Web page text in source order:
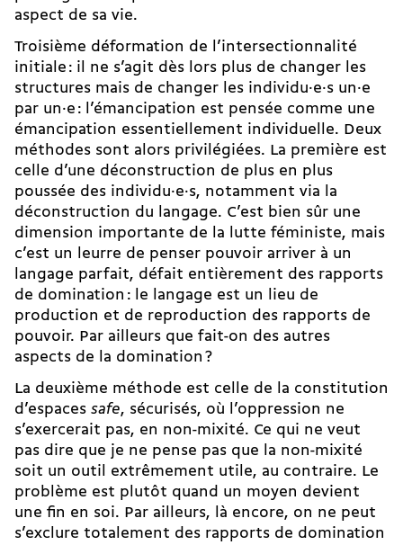
aspect de sa vie.
Troisième déformation de l’intersectionnalité
initiale : il ne s’agit dès lors plus de changer les
structures mais de changer les individu·e·s un·e
par un·e : l’émancipation est pensée comme une
émancipation essentiellement individuelle. Deux
méthodes sont alors privilégiées. La première est
celle d’une déconstruction de plus en plus
poussée des individu·e·s, notamment via la
déconstruction du langage. C’est bien sûr une
dimension importante de la lutte féministe, mais
c’est un leurre de penser pouvoir arriver à un
langage parfait, défait entièrement des rapports
de domination : le langage est un lieu de
production et de reproduction des rapports de
pouvoir. Par ailleurs que fait-on des autres
aspects de la domination ?
La deuxième méthode est celle de la constitution
d’espaces safe, sécurisés, où l’oppression ne
s’exercerait pas, en non-mixité. Ce qui ne veut
pas dire que je ne pense pas que la non-mixité
soit un outil extrêmement utile, au contraire. Le
problème est plutôt quand un moyen devient
une fin en soi. Par ailleurs, là encore, on ne peut
s’exclure totalement des rapports de domination